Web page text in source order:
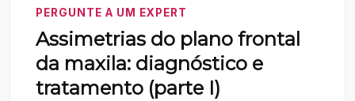
PERGUNTE A UM EXPERT
Assimetrias do plano frontal
da maxila: diagnóstico e
tratamento (parte I)